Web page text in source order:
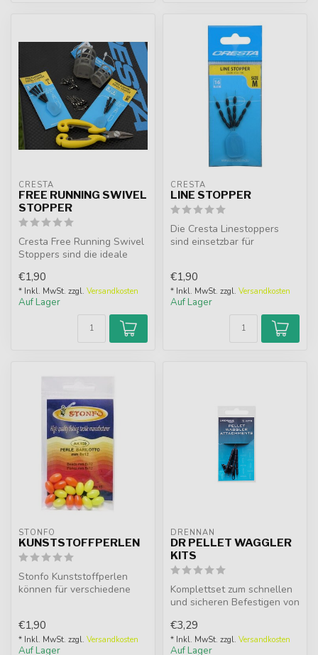
CRESTA
FREE RUNNING SWIVEL
STOPPER
Cresta Free Running Swivel
Stoppers sind die ideale
...
€1,90
* Inkl. MwSt. zzgl. Versandkosten
Auf Lager
CRESTA
LINE STOPPER
Die Cresta Linestoppers
sind einsetzbar für
€1,90
* Inkl. MwSt. zzgl. Versandkosten
Auf Lager
STONFO
KUNSTSTOFFPERLEN
Stonfo Kunststoffperlen
können für verschiedene
€1,90
* Inkl. MwSt. zzgl. Versandkosten
Auf Lager
DRENNAN
DR PELLET WAGGLER
KITS
Komplettset zum schnellen
und sicheren Befestigen von
Schonend...
€3,29
* Inkl. MwSt. zzgl. Versandkosten
Auf Lager